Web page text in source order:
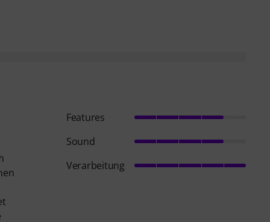
Features
Sound
Verarbeitung